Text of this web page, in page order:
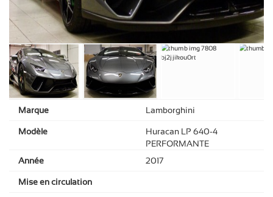
Marque Lamborghini
Modèle
Huracan LP 640-4
PERFORMANTE
Année
2017
Mise en circulation